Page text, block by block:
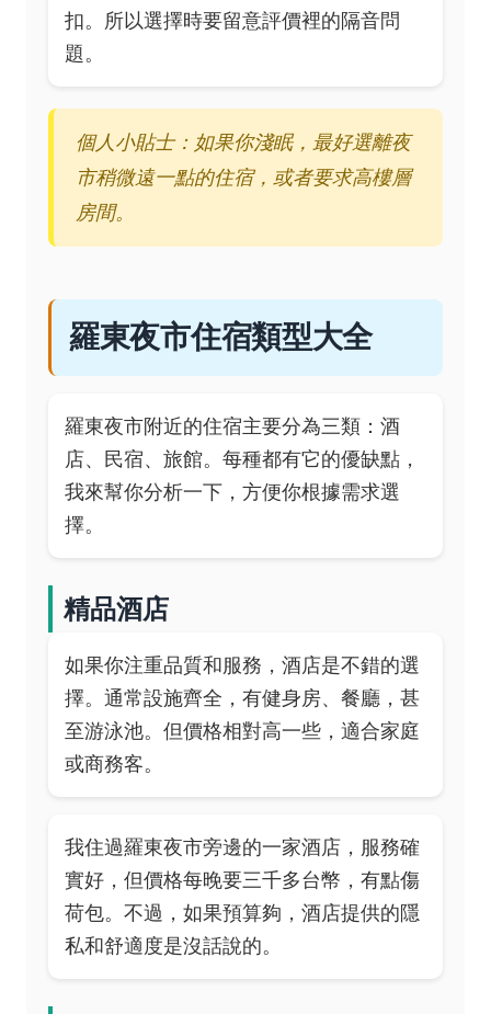
扣。所以選擇時要留意評價裡的隔音問
題。
個人小貼士：如果你淺眠，最好選離夜
市稍微遠一點的住宿，或者要求高樓層
房間。
羅東夜市住宿類型大全
羅東夜市附近的住宿主要分為三類：酒
店、民宿、旅館。每種都有它的優缺點，
我來幫你分析一下，方便你根據需求選
擇。
精品酒店
如果你注重品質和服務，酒店是不錯的選
擇。通常設施齊全，有健身房、餐廳，甚
至游泳池。但價格相對高一些，適合家庭
或商務客。
我住過羅東夜市旁邊的一家酒店，服務確
實好，但價格每晚要三千多台幣，有點傷
荷包。不過，如果預算夠，酒店提供的隱
私和舒適度是沒話說的。